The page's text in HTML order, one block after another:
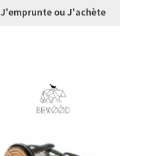
prix :
J'emprunte ou J'achète